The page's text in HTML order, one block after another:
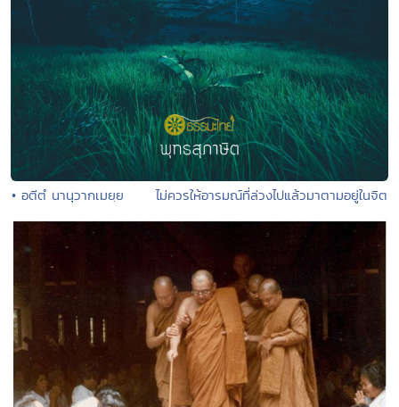
• อตีตํ นานุวากเมยฺย ไม่ควรให้อารมณ์ที่ล่วงไปแล้วมาตามอยู่ในจิต